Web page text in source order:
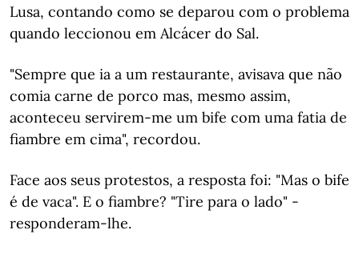
Lusa, contando como se deparou com o problema
quando leccionou em Alcácer do Sal.
"Sempre que ia a um restaurante, avisava que não
comia carne de porco mas, mesmo assim,
aconteceu servirem-me um bife com uma fatia de
fiambre em cima", recordou.
Face aos seus protestos, a resposta foi: "Mas o bife
é de vaca". E o fiambre? "Tire para o lado" -
responderam-lhe.